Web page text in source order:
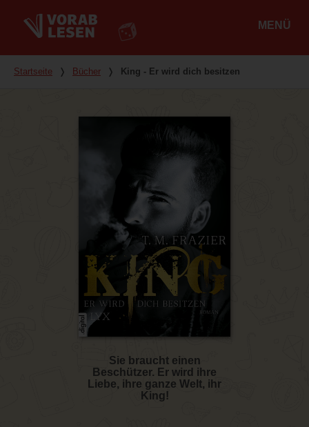
MENÜ
Du bist hier
Startseite ❭ Bücher ❭ King - Er wird dich besitzen
Sie braucht einen
Beschützer. Er wird ihre
Liebe, ihre ganze Welt, ihr
King!